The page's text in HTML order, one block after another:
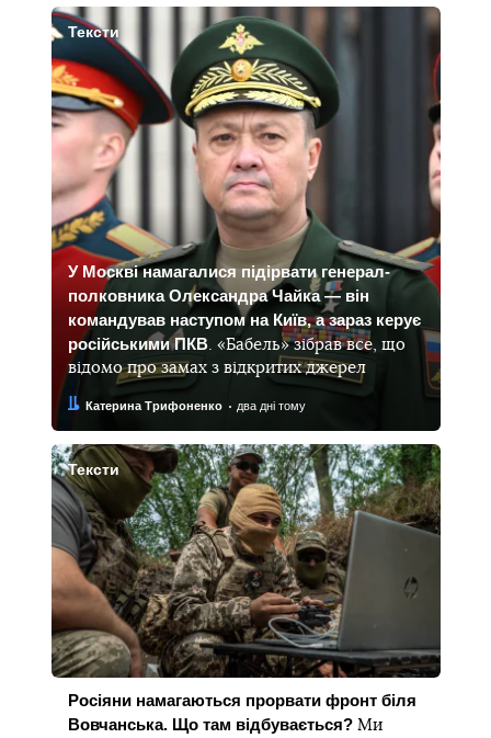
Тексти
У Москві намагалися підірвати генерал-
полковника Олександра Чайка — він
командував наступом на Київ, а зараз керує
російськими ПКВ. «Бабель» зібрав все, що
відомо про замах з відкритих джерел
Автор:
Катерина Трифоненко
Дата: два дні тому
Тексти
Росіяни намагаються прорвати фронт біля
Вовчанська. Що там відбувається? Ми